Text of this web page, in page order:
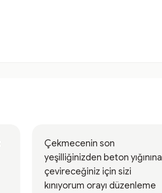
Çekmecenin son
yeşilliğinizden beton yığınına
çevireceğiniz için sizi
kınıyorum orayı düzenleme